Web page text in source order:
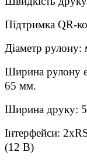
Підтримка QR-
Діаметр
Ширина рулону
65 мм.
Ширина друку:
Інтерфейси:
(12 В)